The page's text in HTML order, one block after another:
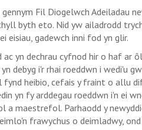
gennym Fil Diogelwch Adeiladau
byth eto. Nid yw ailadrodd
eisiau, gadewch inni fod yn glir.
ac yn dechrau cyfnod hir o haf ar
debyg i'r rhai roeddwn i wedi'u
fynd heibio, cefais y fraint o allu
yn fy arddegau roeddwn i'n ei
a maestrefol. Parhaodd y
frawychus o deimladwy,